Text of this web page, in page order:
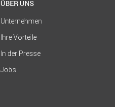
ÜBER UNS
Unternehmen
Ihre Vorteile
In der Presse
Jobs